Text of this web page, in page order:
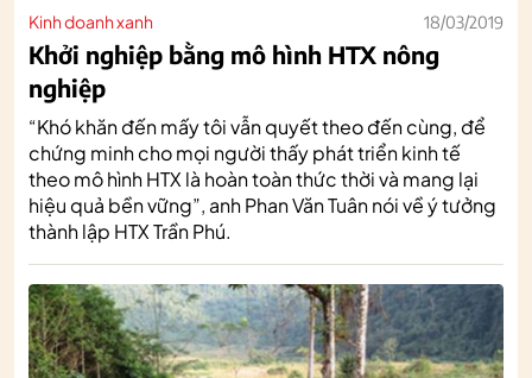
Kinh doanh xanh 18/03/2019
Khởi nghiệp bằng mô hình HTX nông
nghiệp
“Khó khăn đến mấy tôi vẫn quyết theo đến cùng, để
chứng minh cho mọi người thấy phát triển kinh tế
theo mô hình HTX là hoàn toàn thức thời và mang lại
hiệu quả bền vững”, anh Phan Văn Tuân nói về ý tưởng
thành lập HTX Trần Phú.